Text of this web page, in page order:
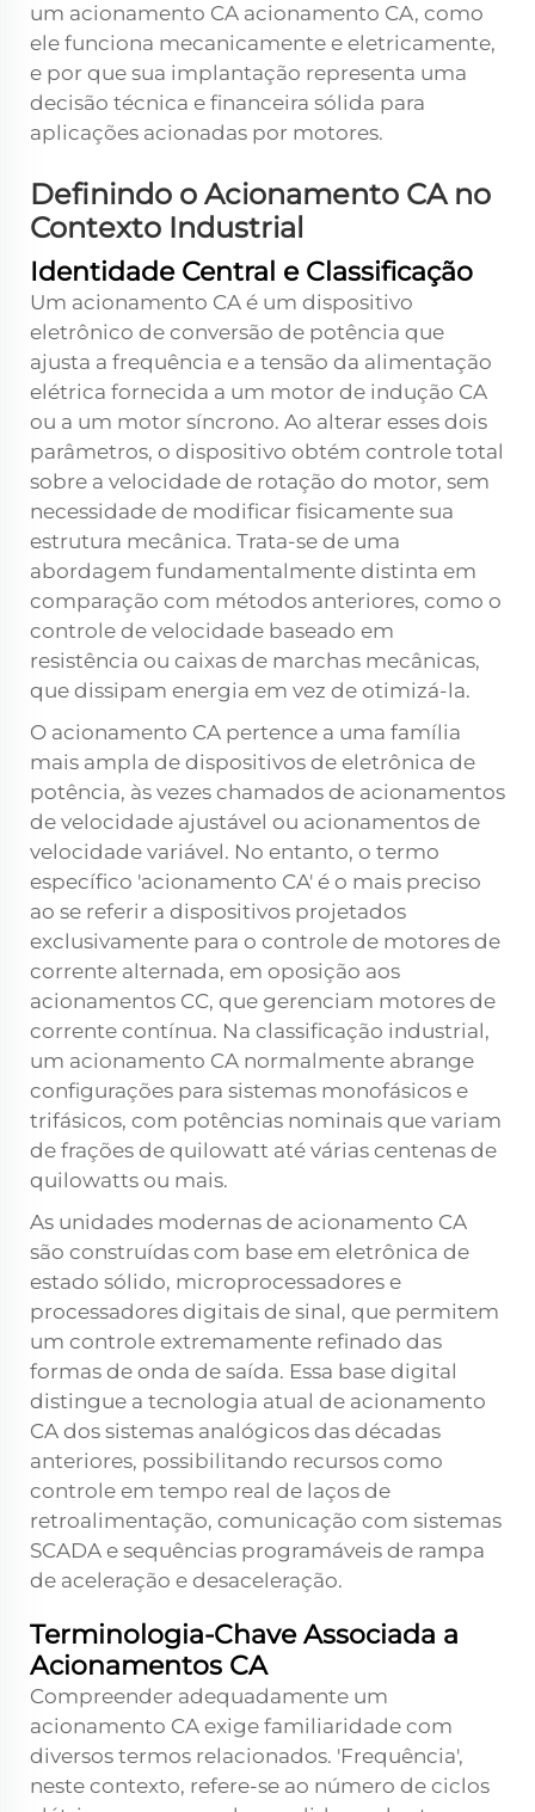
um acionamento CA acionamento CA, como
ele funciona mecanicamente e eletricamente,
e por que sua implantação representa uma
decisão técnica e financeira sólida para
aplicações acionadas por motores.
Definindo o Acionamento CA no
Contexto Industrial
Identidade Central e Classificação
Um acionamento CA é um dispositivo
eletrônico de conversão de potência que
ajusta a frequência e a tensão da alimentação
elétrica fornecida a um motor de indução CA
ou a um motor síncrono. Ao alterar esses dois
parâmetros, o dispositivo obtém controle total
sobre a velocidade de rotação do motor, sem
necessidade de modificar fisicamente sua
estrutura mecânica. Trata-se de uma
abordagem fundamentalmente distinta em
comparação com métodos anteriores, como o
controle de velocidade baseado em
resistência ou caixas de marchas mecânicas,
que dissipam energia em vez de otimizá-la.
O acionamento CA pertence a uma família
mais ampla de dispositivos de eletrônica de
potência, às vezes chamados de acionamentos
de velocidade ajustável ou acionamentos de
velocidade variável. No entanto, o termo
específico 'acionamento CA' é o mais preciso
ao se referir a dispositivos projetados
exclusivamente para o controle de motores de
corrente alternada, em oposição aos
acionamentos CC, que gerenciam motores de
corrente contínua. Na classificação industrial,
um acionamento CA normalmente abrange
configurações para sistemas monofásicos e
trifásicos, com potências nominais que variam
de frações de quilowatt até várias centenas de
quilowatts ou mais.
As unidades modernas de acionamento CA
são construídas com base em eletrônica de
estado sólido, microprocessadores e
processadores digitais de sinal, que permitem
um controle extremamente refinado das
formas de onda de saída. Essa base digital
distingue a tecnologia atual de acionamento
CA dos sistemas analógicos das décadas
anteriores, possibilitando recursos como
controle em tempo real de laços de
retroalimentação, comunicação com sistemas
SCADA e sequências programáveis de rampa
de aceleração e desaceleração.
Terminologia-Chave Associada a
Acionamentos CA
Compreender adequadamente um
acionamento CA exige familiaridade com
diversos termos relacionados. 'Frequência',
neste contexto, refere-se ao número de ciclos